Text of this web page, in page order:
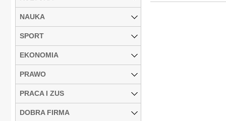
NAUKA
SPORT
EKONOMIA
PRAWO
PRACA I ZUS
DOBRA FIRMA